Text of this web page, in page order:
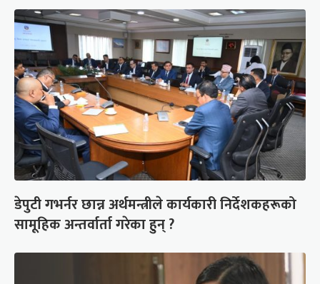
डेपुटी गभर्नर छान्न अर्थमन्त्रीले कार्यकारी निर्देशकहरूको
सामूहिक अन्तर्वार्ता गरेका हुन् ?